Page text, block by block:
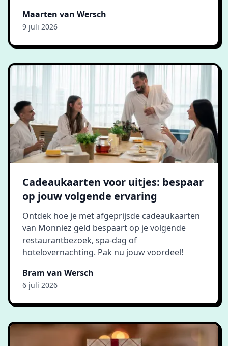
Maarten van Wersch
9 juli 2026
Cadeaukaarten voor uitjes: bespaar
op jouw volgende ervaring
Ontdek hoe je met afgeprijsde cadeaukaarten
van Monniez geld bespaart op je volgende
restaurantbezoek, spa-dag of
hotelovernachting. Pak nu jouw voordeel!
Bram van Wersch
6 juli 2026